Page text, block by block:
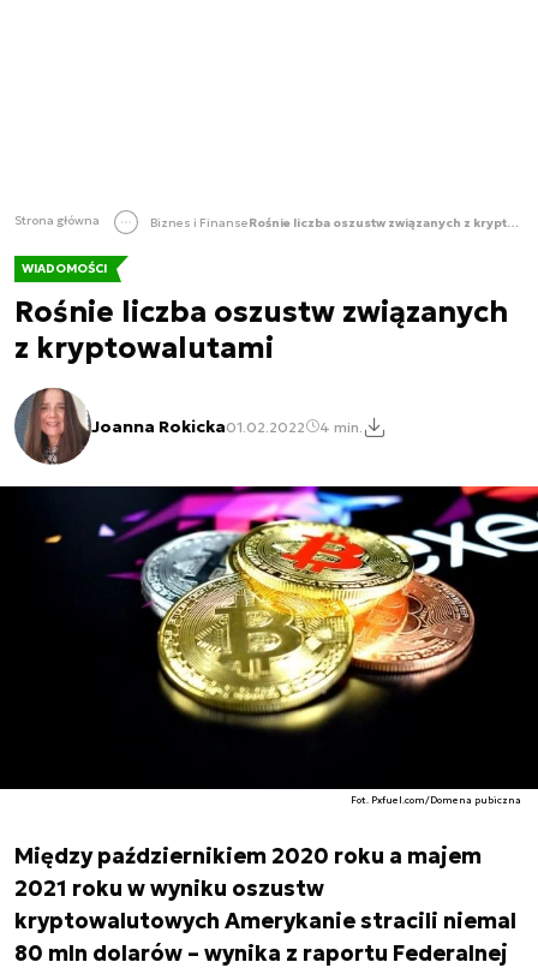
Strona główna Biznes i Finanse Rośnie liczba oszustw związanych z kryptowalutami
WIADOMOŚCI
Rośnie liczba oszustw związanych
z kryptowalutami
Joanna Rokicka01.02.2022 4 min.
Fot. Pxfuel.com/Domena pubiczna
Między październikiem 2020 roku a majem
2021 roku w wyniku oszustw
kryptowalutowych Amerykanie stracili niemal
80 mln dolarów – wynika z raportu Federalnej